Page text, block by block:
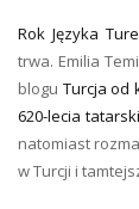
Rok Języka
trwa. Emilia
blogu Turcja od
620-lecia
natomiast
w Turcji i